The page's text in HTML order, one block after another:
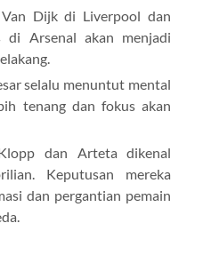
Dijk di Liverpool dan
di Arsenal akan menjadi
selalu menuntut mental
tenang dan fokus akan
dan Arteta dikenal
Keputusan mereka
dan pergantian pemain